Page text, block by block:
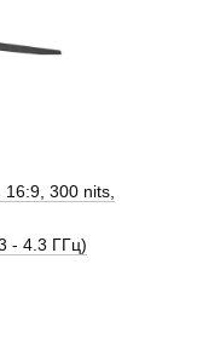
300 nits,
- 4.3 ГГц)